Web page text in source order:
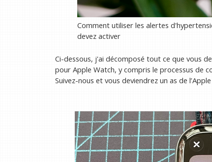
Comment utiliser les alertes
devez activer
Ci-dessous, j'ai décomposé tout ce que vous
pour Apple Watch, y compris le processus de
Suivez-nous et vous deviendrez un as de